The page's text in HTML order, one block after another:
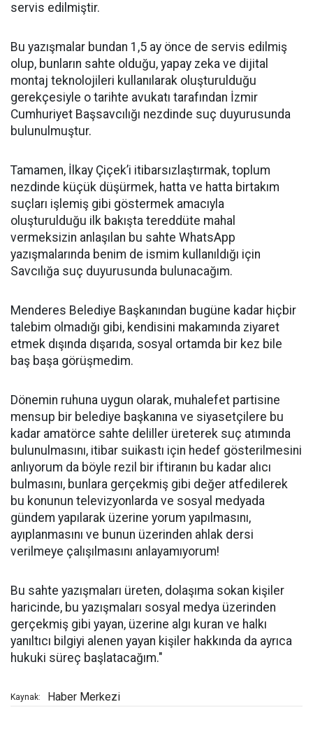
servis edilmiştir.
Bu yazışmalar bundan 1,5 ay önce de servis edilmiş
olup, bunların sahte olduğu, yapay zeka ve dijital
montaj teknolojileri kullanılarak oluşturulduğu
gerekçesiyle o tarihte avukatı tarafından İzmir
Cumhuriyet Başsavcılığı nezdinde suç duyurusunda
bulunulmuştur.
Tamamen, İlkay Çiçek’i itibarsızlaştırmak, toplum
nezdinde küçük düşürmek, hatta ve hatta birtakım
suçları işlemiş gibi göstermek amacıyla
oluşturulduğu ilk bakışta tereddüte mahal
vermeksizin anlaşılan bu sahte WhatsApp
yazışmalarında benim de ismim kullanıldığı için
Savcılığa suç duyurusunda bulunacağım.
Menderes Belediye Başkanından bugüne kadar hiçbir
talebim olmadığı gibi, kendisini makamında ziyaret
etmek dışında dışarıda, sosyal ortamda bir kez bile
baş başa görüşmedim.
Dönemin ruhuna uygun olarak, muhalefet partisine
mensup bir belediye başkanına ve siyasetçilere bu
kadar amatörce sahte deliller üreterek suç atımında
bulunulmasını, itibar suikastı için hedef gösterilmesini
anlıyorum da böyle rezil bir iftiranın bu kadar alıcı
bulmasını, bunlara gerçekmiş gibi değer atfedilerek
bu konunun televizyonlarda ve sosyal medyada
gündem yapılarak üzerine yorum yapılmasını,
ayıplanmasını ve bunun üzerinden ahlak dersi
verilmeye çalışılmasını anlayamıyorum!
Bu sahte yazışmaları üreten, dolaşıma sokan kişiler
haricinde, bu yazışmaları sosyal medya üzerinden
gerçekmiş gibi yayan, üzerine algı kuran ve halkı
yanıltıcı bilgiyi alenen yayan kişiler hakkında da ayrıca
hukuki süreç başlatacağım."
Kaynak: Haber Merkezi